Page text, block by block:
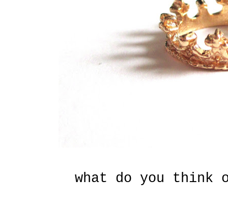
what do you